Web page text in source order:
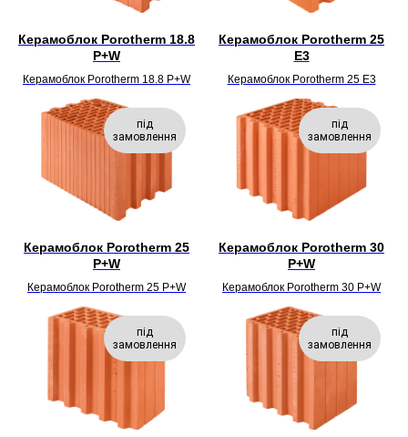
Керамоблок Porotherm 18.8
P+W
Керамоблок Porotherm 18.8 P+W
Керамоблок Porotherm 25
E3
Керамоблок Porotherm 25 E3
під
замовлення
Керамоблок Porotherm 25
P+W
Керамоблок Porotherm 25 P+W
під
замовлення
Керамоблок Porotherm 30
P+W
Керамоблок Porotherm 30 P+W
під
замовлення
під
замовлення